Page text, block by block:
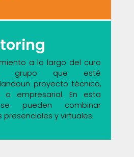
a lo largo del curo
que esté
proyecto técnico,
o empresarial. En esta
pueden combinar
presenciales y virtuales.